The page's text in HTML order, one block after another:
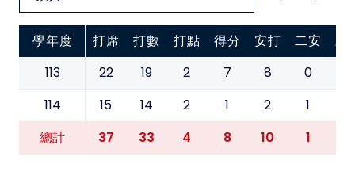
學年度 打席 打數 打點 得分 安打 二安 三
113 22 19 2 7 8 0
114
15 14 2 1 2 1
總計 37 33 4 8 10 1